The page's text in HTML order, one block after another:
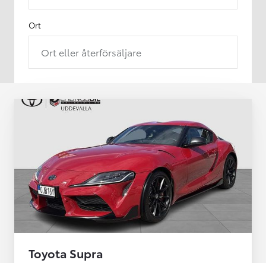
Ort
Ort eller återförsäljare
Toyota Supra